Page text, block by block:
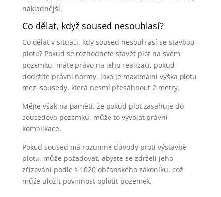
nákladnější.
Co dělat, když soused nesouhlasí?
Co dělat v situaci, kdy soused nesouhlasí se stavbou
plotu? Pokud se rozhodnete stavět plot na svém
pozemku, máte právo na jeho realizaci, pokud
dodržíte právní normy, jako je maximální výška plotu
mezi sousedy, která nesmí přesáhnout 2 metry.
Mějte však na paměti, že pokud plot zasahuje do
sousedova pozemku, může to vyvolat právní
komplikace.
Pokud soused má rozumné důvody proti výstavbě
plotu, může požadovat, abyste se zdrželi jeho
zřizování podle § 1020 občanského zákoníku, což
může uložit povinnost oplotit pozemek.